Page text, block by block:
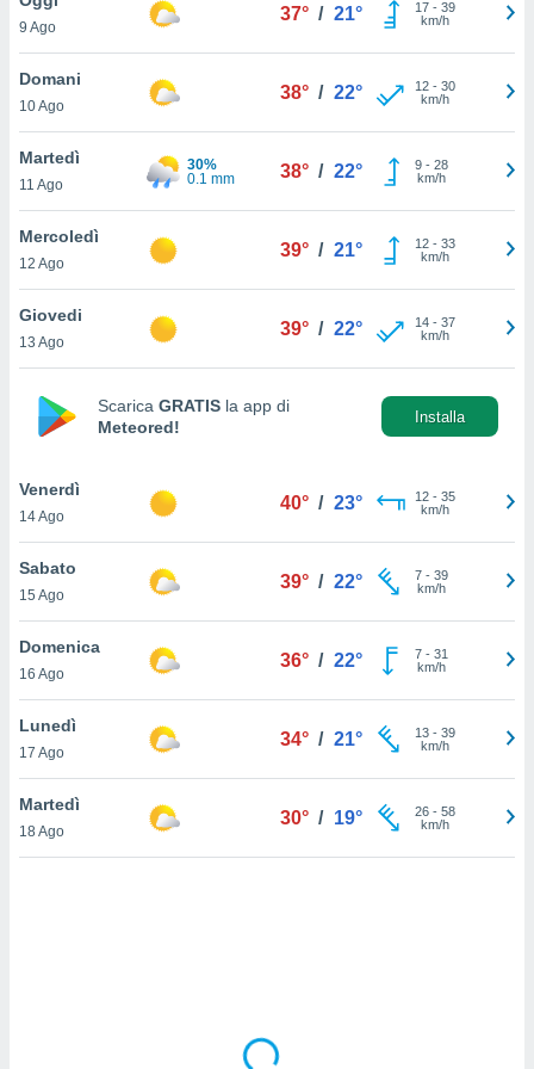
è
al sito
di
ci
di
il
un
la
nella
cookie
il tuo
in
a piè
del
9 Ago
37° / 21° 17- 39
km/h
Domani
10 Ago
38° / 22° 12- 30
km/h
Martedì
11 Ago
30%
0.1 mm
38° / 22° 9- 28
km/h
Mercoledì
12 Ago
39° / 21° 12- 33
km/h
Giovedi
13 Ago
39° / 22° 14- 37
km/h
Scarica GRATIS la app di
Meteored!
Installa
Venerdì
14 Ago
40° / 23° 12- 35
km/h
Sabato
15 Ago
39° / 22° 7- 39
km/h
Domenica
16 Ago
36° / 22° 7- 31
km/h
Lunedì
17 Ago
34° / 21° 13- 39
km/h
Martedì
18 Ago
30° / 19° 26- 58
km/h